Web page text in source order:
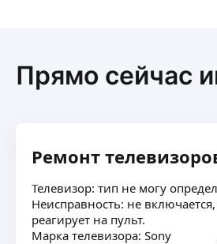
Прямо сейчас
Ремонт
Телевизор: тип не могу
Неисправность: не
реагирует на пульт.
Марка телевизора: Sony